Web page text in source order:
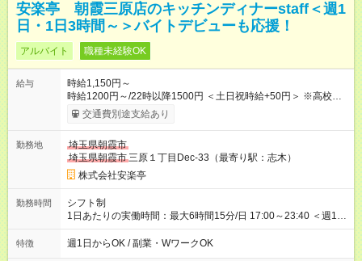
安楽亭 朝霞三原店のキッチンディナーstaff＜週1
日・1日3時間～＞バイトデビューも応援！
アルバイト 職種未経験OK
給与
時給1,150円～
時給1200円～/22時以降1500円 ＜土日祝時給+50円＞ ※高校生
時給1150円 【試用期間】試用期間あり 試用期間の長さ：12ヶ
月 雇用形態、給与は本採用時と同じです。 ※最大12ヶ月の間
交通費別途支給あり
勤務地
埼玉県朝霞市
埼玉県朝霞市三原１丁目Dec-33（最寄り駅：志木）
株式会社安楽亭
勤務時間
シフト制
1日あたりの実働時間：最大6時間15分/日 17:00～23:40 ＜週1日
～/短時間OK！＞ ※18歳未満・高校生は21:30までの勤務 ・シフ
トは自己申告制だから私生活優先でOK◎ ・週1日もあれば週5日
特徴 週1日からOK / 副業・WワークOK